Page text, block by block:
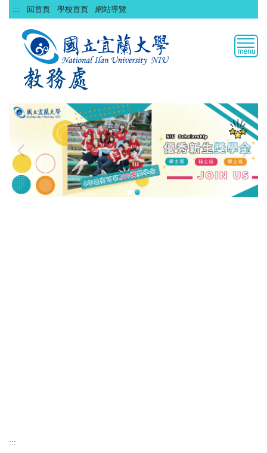
跳
到
::: 回首頁 學校首頁 網站導覽
:::